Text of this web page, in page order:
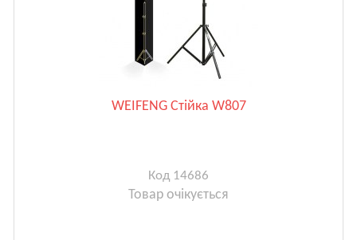
WEIFENG Стійка W807
Код 14686
Товар очікується